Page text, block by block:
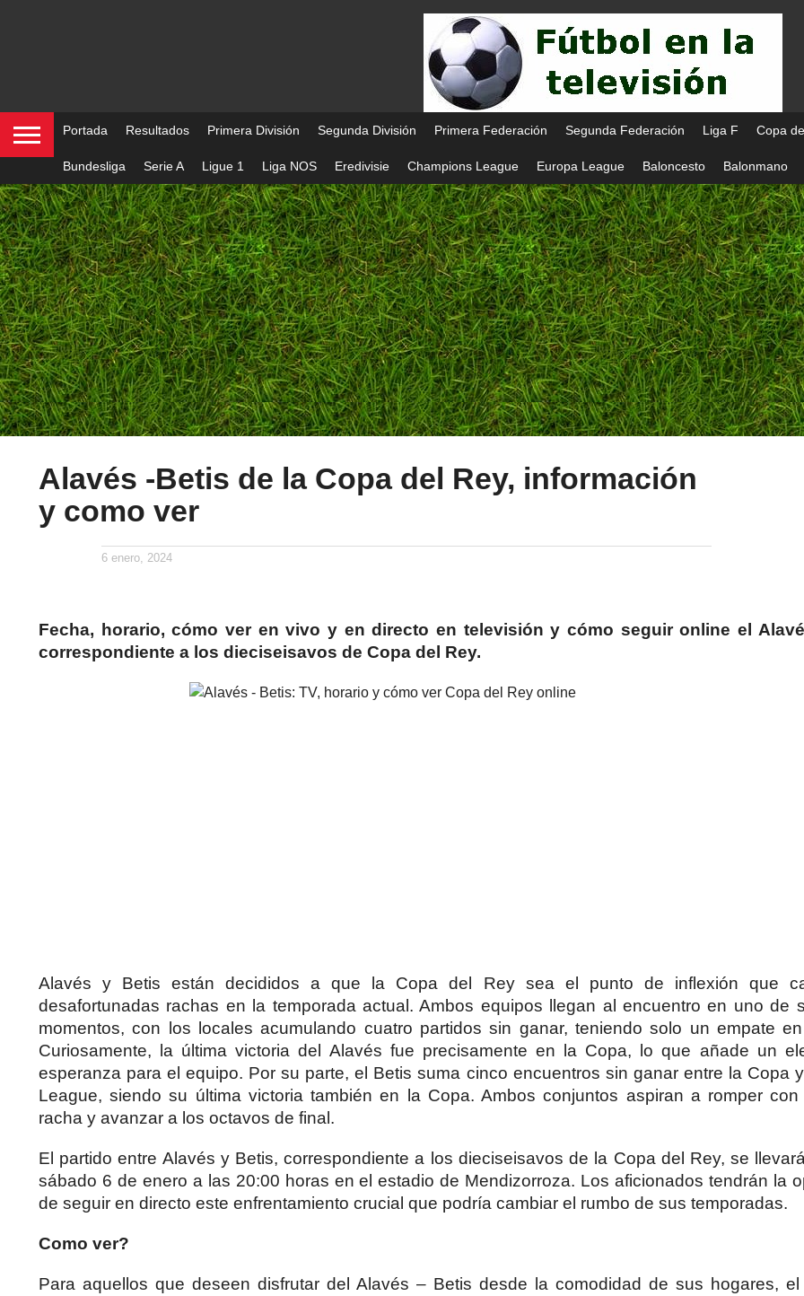
Portada Resultados Primera División Segunda División Primera Federación Segunda Federación Liga F Copa
Bundesliga Serie A Ligue 1 Liga NOS Eredivisie Champions League Europa League Baloncesto Balonmano
Alavés -Betis de la Copa del Rey, información
y como ver
6 enero, 2024
Fecha, horario, cómo ver en vivo y en directo en televisión y cómo seguir online el
correspondiente a los dieciseisavos de Copa del Rey.
Alavés y Betis están decididos a que la Copa del Rey sea el punto de inflexión que
desafortunadas rachas en la temporada actual. Ambos equipos llegan al encuentro en uno de
momentos, con los locales acumulando cuatro partidos sin ganar, teniendo solo un empate
Curiosamente, la última victoria del Alavés fue precisamente en la Copa, lo que añade un
esperanza para el equipo. Por su parte, el Betis suma cinco encuentros sin ganar entre la Copa
League, siendo su última victoria también en la Copa. Ambos conjuntos aspiran a romper
racha y avanzar a los octavos de final.
El partido entre Alavés y Betis, correspondiente a los dieciseisavos de la Copa del Rey, se
sábado 6 de enero a las 20:00 horas en el estadio de Mendizorroza. Los aficionados tendrán la
de seguir en directo este enfrentamiento crucial que podría cambiar el rumbo de sus temporadas.
Como ver?
Para aquellos que deseen disfrutar del Alavés – Betis desde la comodidad de sus hogares, el